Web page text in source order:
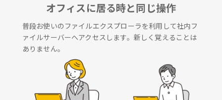
オフィスに居る時と同じ操作
普段お使いのファイルエクスプローラを利用して社内フ
ァイルサーバーへアクセスします。新しく覚えることは
ありません。